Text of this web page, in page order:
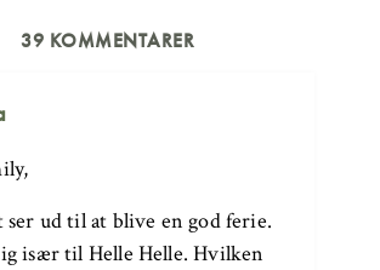
39 KOMMENTARER
ser ud til at blive en god ferie.
især til Helle Helle. Hvilken